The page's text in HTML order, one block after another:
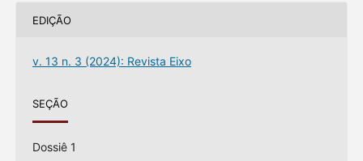
EDIÇÃO
v. 13 n. 3 (2024): Revista Eixo
SEÇÃO
Dossiê 1